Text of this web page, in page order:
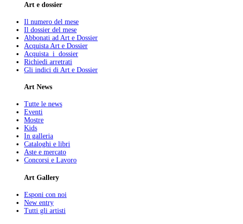
Art e dossier
Il numero del mese
Il dossier del mese
Abbonati ad Art e Dossier
Acquista Art e Dossier
Acquista i dossier
Richiedi arretrati
Gli indici di Art e Dossier
Art News
Tutte le news
Eventi
Mostre
Kids
In galleria
Cataloghi e libri
Aste e mercato
Concorsi e Lavoro
Art Gallery
Esponi con noi
New entry
Tutti gli artisti